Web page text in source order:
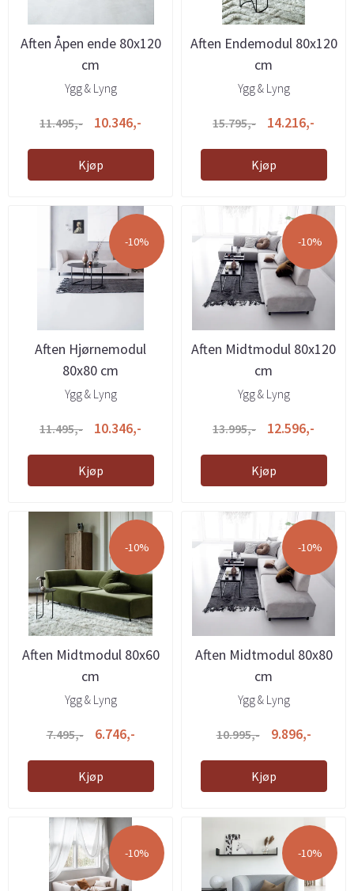
Aften Åpen ende 80x120
cm
Ygg & Lyng
11.495,- 10.346,-
Kjøp
Aften Endemodul 80x120
cm
Ygg & Lyng
15.795,- 14.216,-
Kjøp
-10%
Aften Hjørnemodul
80x80 cm
Ygg & Lyng
11.495,- 10.346,-
Kjøp
-10%
Aften Midtmodul 80x120
cm
Ygg & Lyng
13.995,- 12.596,-
Kjøp
-10%
Aften Midtmodul 80x60
cm
Ygg & Lyng
7.495,- 6.746,-
Kjøp
-10%
Aften Midtmodul 80x80
cm
Ygg & Lyng
10.995,- 9.896,-
Kjøp
-10% -10%